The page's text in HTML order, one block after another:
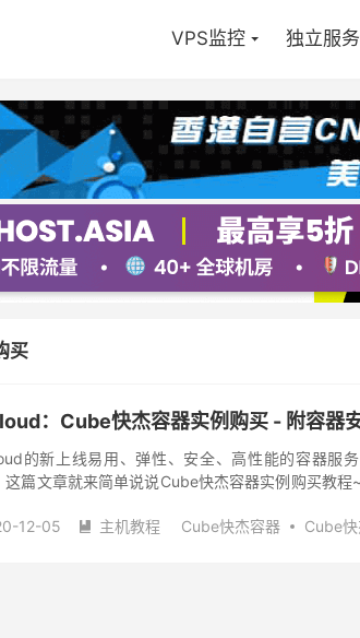
VPS监控 独立服
买
：Cube快杰容器实例购买 - 附容器
的新上线易用、弹性、安全、高性能的容器服
这篇文章就来简单说说Cube快杰容器实例购买教程
12-05  主机教程 Cube快杰容器
Cube